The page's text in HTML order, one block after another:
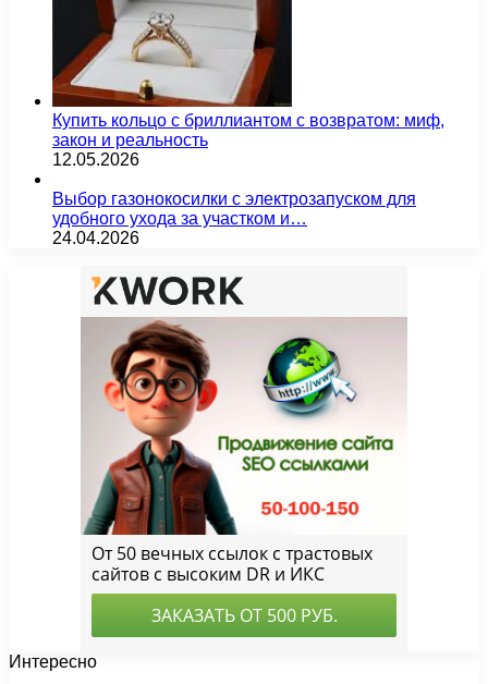
Купить кольцо с бриллиантом с возвратом: миф,
закон и реальность
12.05.2026
Выбор газонокосилки с электрозапуском для
удобного ухода за участком и…
24.04.2026
Интересно